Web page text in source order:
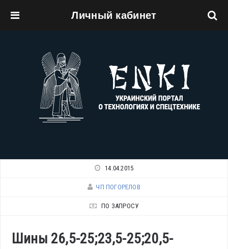
Личный кабинет
14.04.2015
ЧП ПОГОРЕЛОВ
ПО ЗАПРОСУ
Шины 26,5-25;23,5-25;20,5-